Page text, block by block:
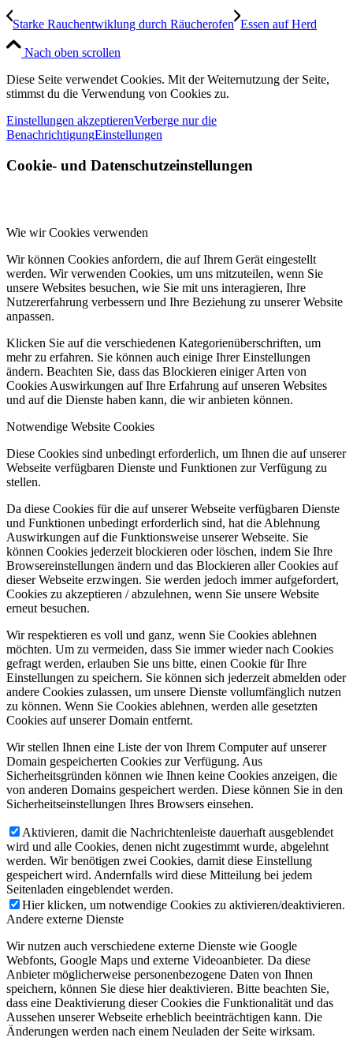
Starke Rauchentwiklung durch Räucherofen Essen auf Herd
Nach oben scrollen
Diese Seite verwendet Cookies. Mit der Weiternutzung der Seite,
stimmst du die Verwendung von Cookies zu.
Einstellungen akzeptierenVerberge nur die
BenachrichtigungEinstellungen
Cookie- und Datenschutzeinstellungen
Wie wir Cookies verwenden
Wir können Cookies anfordern, die auf Ihrem Gerät eingestellt
werden. Wir verwenden Cookies, um uns mitzuteilen, wenn Sie
unsere Websites besuchen, wie Sie mit uns interagieren, Ihre
Nutzererfahrung verbessern und Ihre Beziehung zu unserer Website
anpassen.
Klicken Sie auf die verschiedenen Kategorienüberschriften, um
mehr zu erfahren. Sie können auch einige Ihrer Einstellungen
ändern. Beachten Sie, dass das Blockieren einiger Arten von
Cookies Auswirkungen auf Ihre Erfahrung auf unseren Websites
und auf die Dienste haben kann, die wir anbieten können.
Notwendige Website Cookies
Diese Cookies sind unbedingt erforderlich, um Ihnen die auf unserer
Webseite verfügbaren Dienste und Funktionen zur Verfügung zu
stellen.
Da diese Cookies für die auf unserer Webseite verfügbaren Dienste
und Funktionen unbedingt erforderlich sind, hat die Ablehnung
Auswirkungen auf die Funktionsweise unserer Webseite. Sie
können Cookies jederzeit blockieren oder löschen, indem Sie Ihre
Browsereinstellungen ändern und das Blockieren aller Cookies auf
dieser Webseite erzwingen. Sie werden jedoch immer aufgefordert,
Cookies zu akzeptieren / abzulehnen, wenn Sie unsere Website
erneut besuchen.
Wir respektieren es voll und ganz, wenn Sie Cookies ablehnen
möchten. Um zu vermeiden, dass Sie immer wieder nach Cookies
gefragt werden, erlauben Sie uns bitte, einen Cookie für Ihre
Einstellungen zu speichern. Sie können sich jederzeit abmelden oder
andere Cookies zulassen, um unsere Dienste vollumfänglich nutzen
zu können. Wenn Sie Cookies ablehnen, werden alle gesetzten
Cookies auf unserer Domain entfernt.
Wir stellen Ihnen eine Liste der von Ihrem Computer auf unserer
Domain gespeicherten Cookies zur Verfügung. Aus
Sicherheitsgründen können wie Ihnen keine Cookies anzeigen, die
von anderen Domains gespeichert werden. Diese können Sie in den
Sicherheitseinstellungen Ihres Browsers einsehen.
Aktivieren, damit die Nachrichtenleiste dauerhaft ausgeblendet
wird und alle Cookies, denen nicht zugestimmt wurde, abgelehnt
werden. Wir benötigen zwei Cookies, damit diese Einstellung
gespeichert wird. Andernfalls wird diese Mitteilung bei jedem
Seitenladen eingeblendet werden.
Hier klicken, um notwendige Cookies zu aktivieren/deaktivieren.
Andere externe Dienste
Wir nutzen auch verschiedene externe Dienste wie Google
Webfonts, Google Maps und externe Videoanbieter. Da diese
Anbieter möglicherweise personenbezogene Daten von Ihnen
speichern, können Sie diese hier deaktivieren. Bitte beachten Sie,
dass eine Deaktivierung dieser Cookies die Funktionalität und das
Aussehen unserer Webseite erheblich beeinträchtigen kann. Die
Änderungen werden nach einem Neuladen der Seite wirksam.